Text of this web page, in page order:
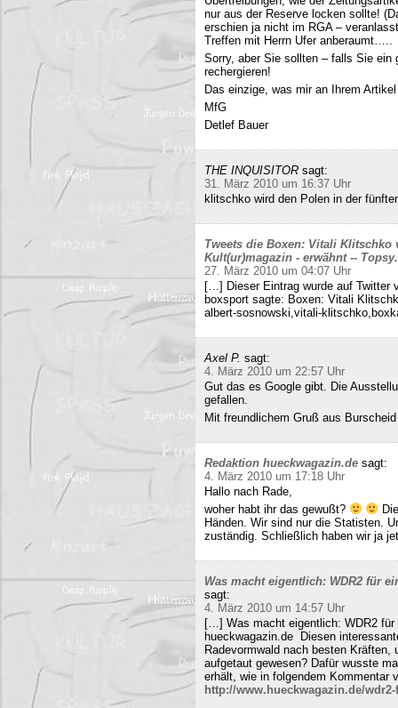
nur aus der Reserve locken sollte!
erschien ja nicht im RGA –
Treffen mit Herrn Ufer anberaumt…..
Sorry, aber Sie sollten – falls Sie ein
rechergieren!
Das einzige, was mir an Ihrem
MfG
Detlef Bauer
THE INQUISITOR sagt:
31. März 2010 um 16:37 Uhr
klitschko wird den Polen in der
Tweets die Boxen: Vitali Klitschko
Kult(ur)magazin - erwähnt --
27. März 2010 um 04:07 Uhr
[…] Dieser Eintrag wurde auf Twitter
boxsport sagte: Boxen: Vitali
albert-sosnowski,vitali-
Axel P. sagt:
4. März 2010 um 22:57 Uhr
Gut das es Google gibt. Die
gefallen.
Mit freundlichem Gruß aus Burscheid
Redaktion hueckwagazin.de sagt:
4. März 2010 um 17:18 Uhr
Hallo nach Rade,
woher habt ihr das gewußt?
Händen. Wir sind nur die Statisten.
zuständig. Schließlich haben wir ja
Was macht eigentlich: WDR2 für
sagt:
4. März 2010 um 14:57 Uhr
[…] Was macht eigentlich: WDR2
hueckwagazin.de Diesen
Radevormwald nach besten
aufgetaut gewesen? Dafür wusste
erhält, wie in folgendem Kommentar
http://www.hueckwagazin.de/